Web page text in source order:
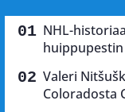
NHL-
huippupestin
Valeri
Coloradosta